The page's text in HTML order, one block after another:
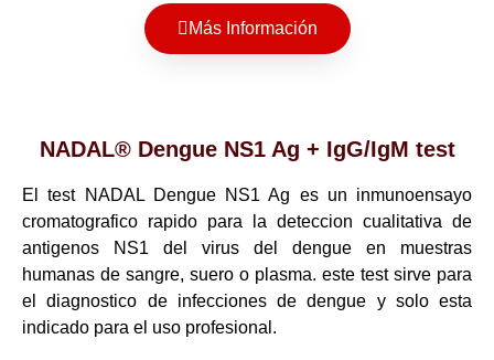
Más Información
NADAL® Dengue NS1 Ag + IgG/IgM test
El test NADAL Dengue NS1 Ag es un inmunoensayo
cromatografico rapido para la deteccion cualitativa de
antigenos NS1 del virus del dengue en muestras
humanas de sangre, suero o plasma. este test sirve para
el diagnostico de infecciones de dengue y solo esta
indicado para el uso profesional.